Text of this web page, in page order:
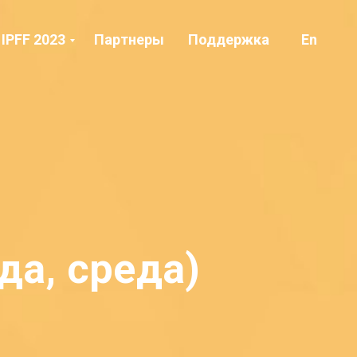
IPFF 2023 Партнеры Поддержка En
среда)